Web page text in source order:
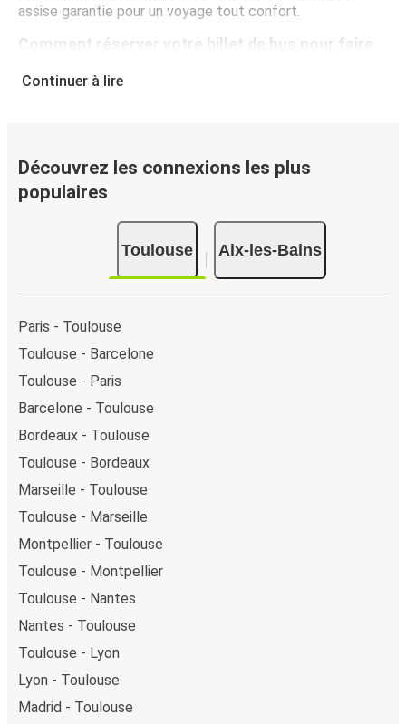
assise garantie pour un voyage tout confort.
Comment réserver votre billet de bus pour faire
les-Bains en ligne, vous pouvez choisir entre différents
modes de paiement sécurisés : carte bancaire, PayPal,
Google Pay ou encore Apple Pay. Vous pouvez également
payer en espèces (dans un point de vente ou lorsque vous
montez à bord du bus).
Continuer à lire
Découvrez les connexions les plus
populaires
Toulouse Aix-les-Bains
Paris - Toulouse
Toulouse - Barcelone
Toulouse - Paris
Barcelone - Toulouse
Bordeaux - Toulouse
Toulouse - Bordeaux
Marseille - Toulouse
Toulouse - Marseille
Montpellier - Toulouse
Toulouse - Montpellier
Toulouse - Nantes
Nantes - Toulouse
Toulouse - Lyon
Lyon - Toulouse
Madrid - Toulouse